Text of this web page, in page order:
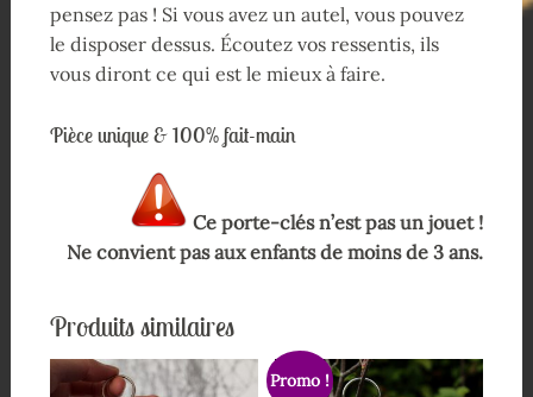
pensez pas ! Si vous avez un autel, vous pouvez
le disposer dessus. Écoutez vos ressentis, ils
vous diront ce qui est le mieux à faire.
Pièce unique & 100% fait-main
Ce porte-clés n’est pas un jouet !
Ne convient pas aux enfants de moins de 3 ans.
Produits similaires
Promo !